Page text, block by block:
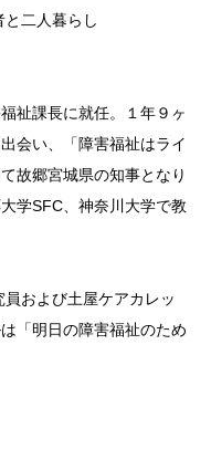
二人暮らし
祉課長に就任。１年９ヶ
会い、「障害福祉はライ
故郷宮城県の知事となり
学SFC、神奈川大学で教
および土屋ケアカレッ
「明日の障害福祉のため